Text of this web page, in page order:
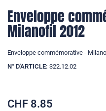
Enveloppe
Milanofil 2012
Enveloppe commémorative -
N° D'ARTICLE: 322.12.02
CHF 8.85